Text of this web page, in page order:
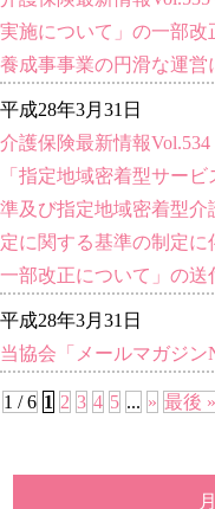
実施について」の一部
養成事事業の円滑な運営
平成28年3月31日
介護保険最新情報
「指定地域密着型サー
準及び指定地域密着型
定に関する基準の制定
一部改正について」の送
平成28年3月31日
当協会「メールマガジン
1 / 6 1 2 3 4 5 ... » 最後 »